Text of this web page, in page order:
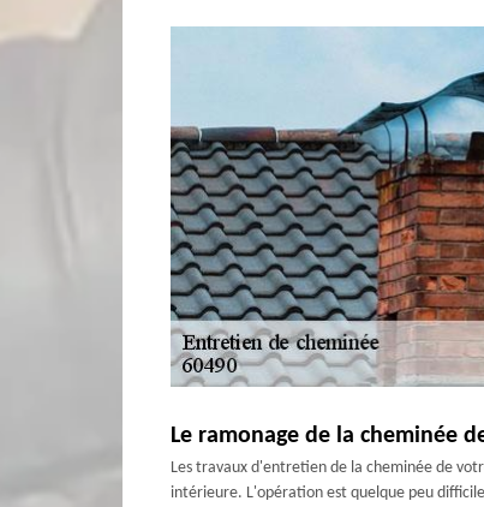
Le ramonage de la cheminée
Les travaux d'entretien de la cheminée de
intérieure. L'opération est quelque peu